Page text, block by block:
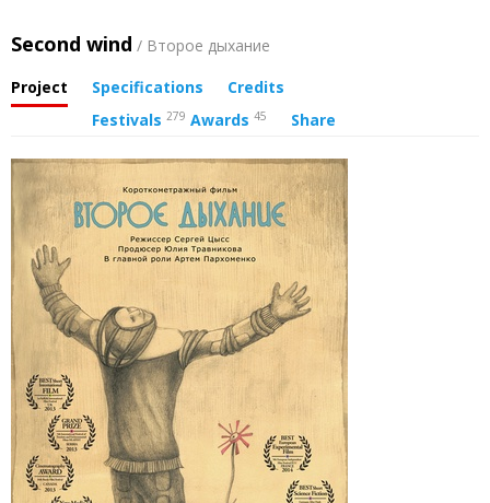
Second wind / Второе дыхание
Project Specifications
Credits
Festivals 279 Awards 45 Share